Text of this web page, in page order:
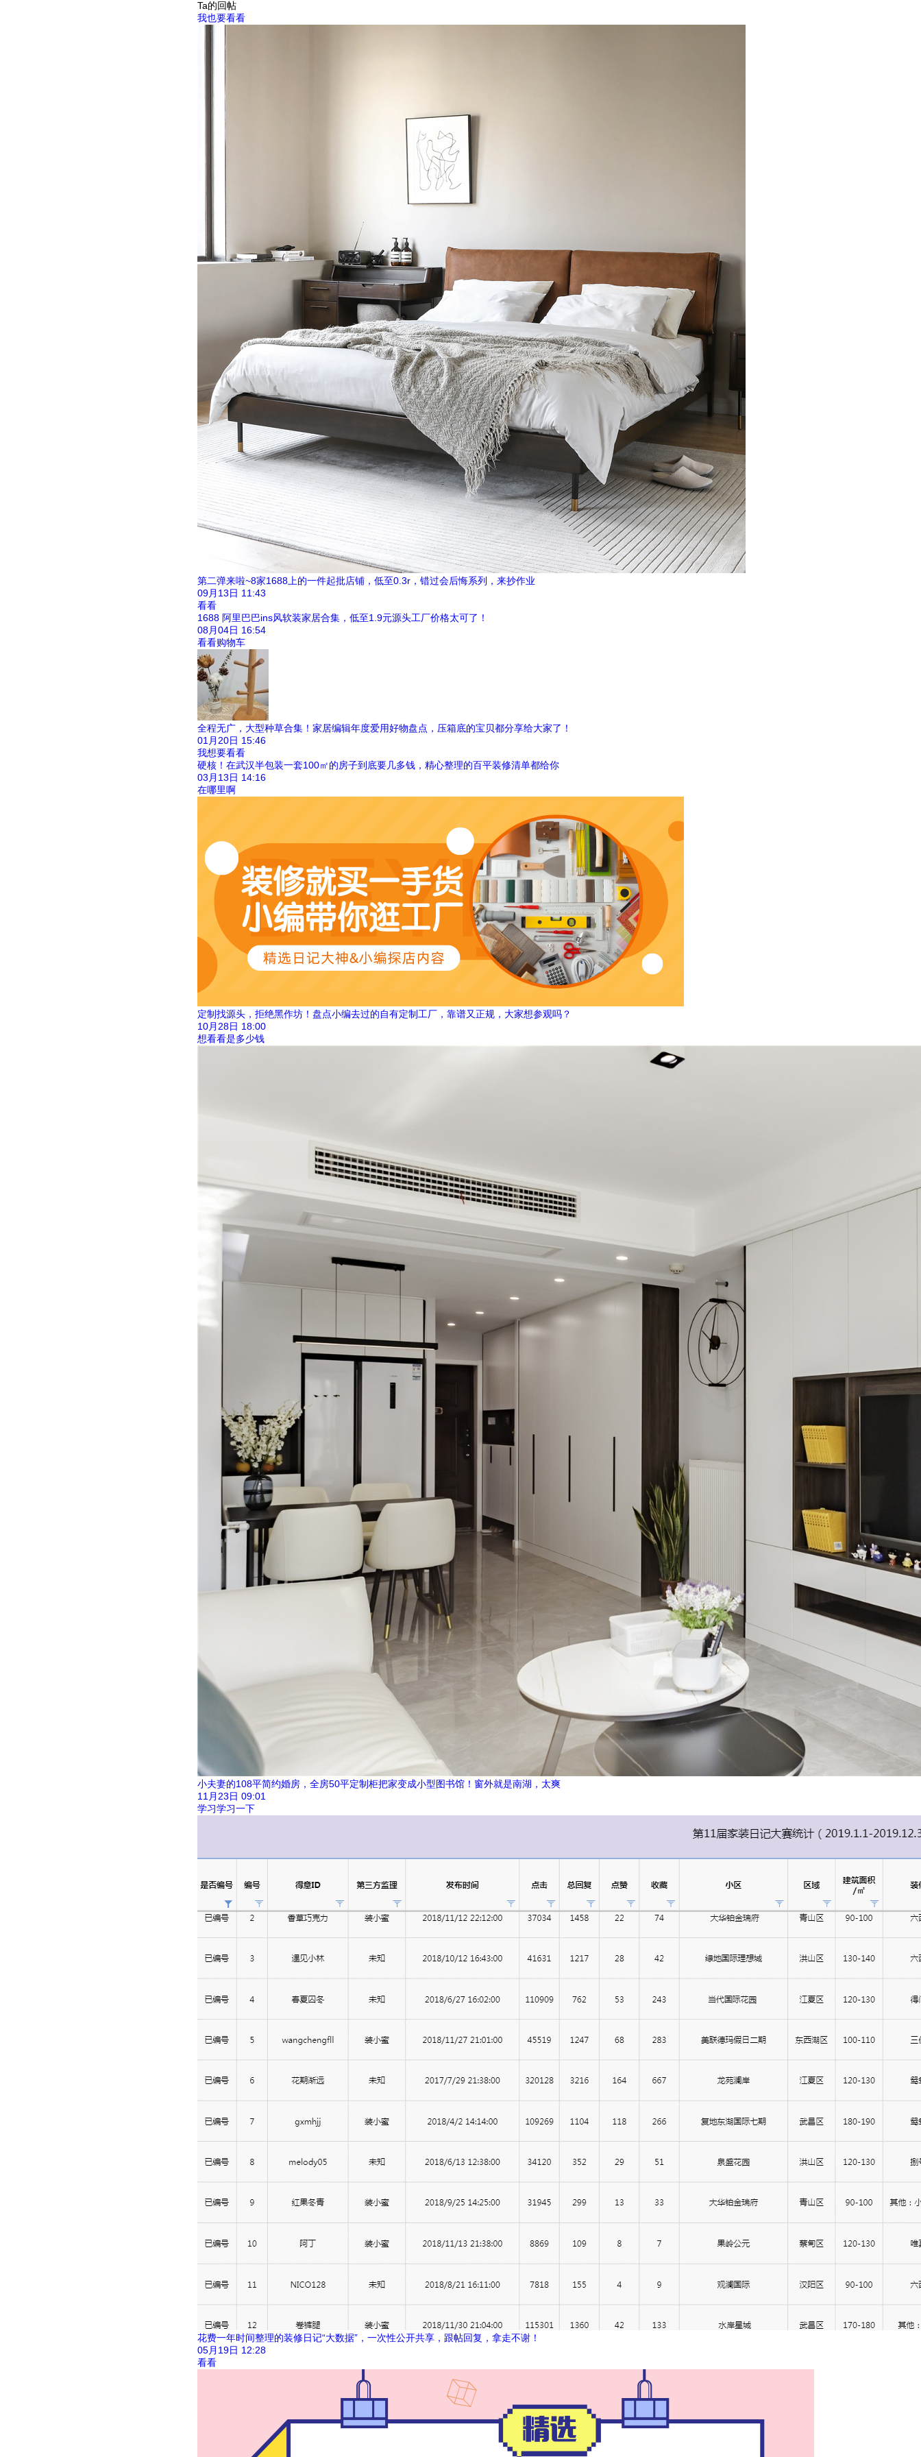
Ta的回帖
我也要看看
第二弹来啦~8家1688上的一件起批店铺，低至0.3r，错过会后悔系列，来抄作业
09月13日 11:43
看看
1688 阿里巴巴ins风软装家居合集，低至1.9元源头工厂价格太可了！
08月04日 16:54
看看购物车
全程无广，大型种草合集！家居编辑年度爱用好物盘点，压箱底的宝贝都分享给大家了！
01月20日 15:46
我想要看看
硬核！在武汉半包装一套100㎡的房子到底要几多钱，精心整理的百平装修清单都给你
03月13日 14:16
在哪里啊
定制找源头，拒绝黑作坊！盘点小编去过的自有定制工厂，靠谱又正规，大家想参观吗？
10月28日 18:00
想看看是多少钱
小夫妻的108平简约婚房，全房50平定制柜把家变成小型图书馆！窗外就是南湖，太爽
11月23日 09:01
学习学习一下
花费一年时间整理的装修日记“大数据”，一次性公开共享，跟帖回复，拿走不谢！
05月19日 12:28
看看